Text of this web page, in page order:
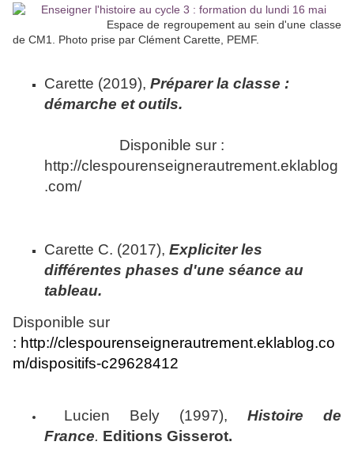
Espace de regroupement au sein d'une classe
de CM1. Photo prise par Clément Carette, PEMF.
Carette (2019), Préparer la classe :
démarche et outils.
Disponible sur :
http://clespourenseignerautrement.eklablog
.com/
Carette C. (2017), Expliciter les
différentes phases d'une séance au
tableau.
Disponible sur
: http://clespourenseignerautrement.eklablog.co
m/dispositifs-c29628412
Lucien Bely (1997), Histoire de
France. Editions Gisserot.